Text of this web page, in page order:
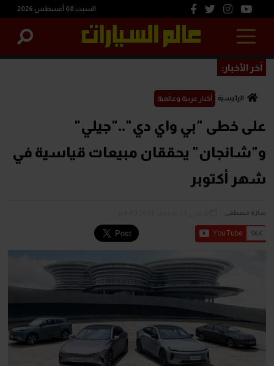
السبت 08 أغسطس 2026
آخر الأخبار:
الرئيسية أخبار عربية وعالمية
على خطى "بي واي دي".."جيلي"
و"شانجان" يحققان مبيعات قياسية في
شهر أكتوبر
سارة مصطفى